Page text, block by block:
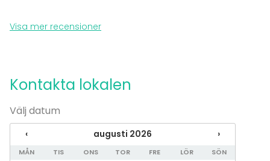
Tilläggsuppgifter om tjänster och faciliteter
Visa mer recensioner
Kontakta lokalen
Välj datum
‹ augusti 2026 ›
MÅN TIS ONS TOR FRE LÖR SÖN